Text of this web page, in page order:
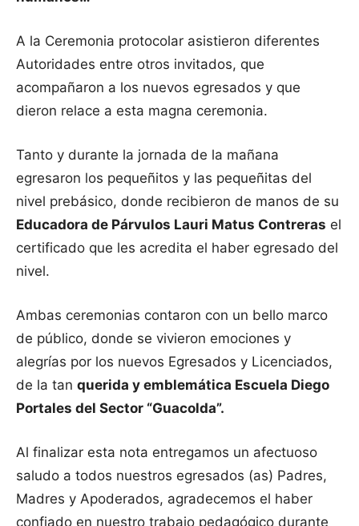
A la Ceremonia protocolar asistieron diferentes
Autoridades entre otros invitados, que
acompañaron a los nuevos egresados y que
dieron relace a esta magna ceremonia.
Tanto y durante la jornada de la mañana
egresaron los pequeñitos y las pequeñitas del
nivel prebásico, donde recibieron de manos de su
Educadora de Párvulos Lauri Matus Contreras el
certificado que les acredita el haber egresado del
nivel.
Ambas ceremonias contaron con un bello marco
de público, donde se vivieron emociones y
alegrías por los nuevos Egresados y Licenciados,
de la tan querida y emblemática Escuela Diego
Portales del Sector “Guacolda”.
Al finalizar esta nota entregamos un afectuoso
saludo a todos nuestros egresados (as) Padres,
Madres y Apoderados, agradecemos el haber
confiado en nuestro trabajo pedagógico durante